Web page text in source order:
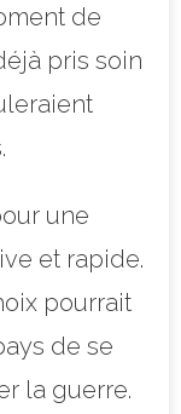
de
pris soin
une
et rapide.
pourrait
de se
la guerre.